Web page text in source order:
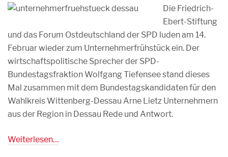
Die Friedrich-
Ebert-Stiftung
und das Forum Ostdeutschland der SPD luden am 14.
Februar wieder zum Unternehmerfrühstück ein. Der
wirtschaftspolitische Sprecher der SPD-
Bundestagsfraktion Wolfgang Tiefensee stand dieses
Mal zusammen mit dem Bundestagskandidaten für den
Wahlkreis Wittenberg-Dessau Arne Lietz Unternehmern
aus der Region in Dessau Rede und Antwort.
Weiterlesen…